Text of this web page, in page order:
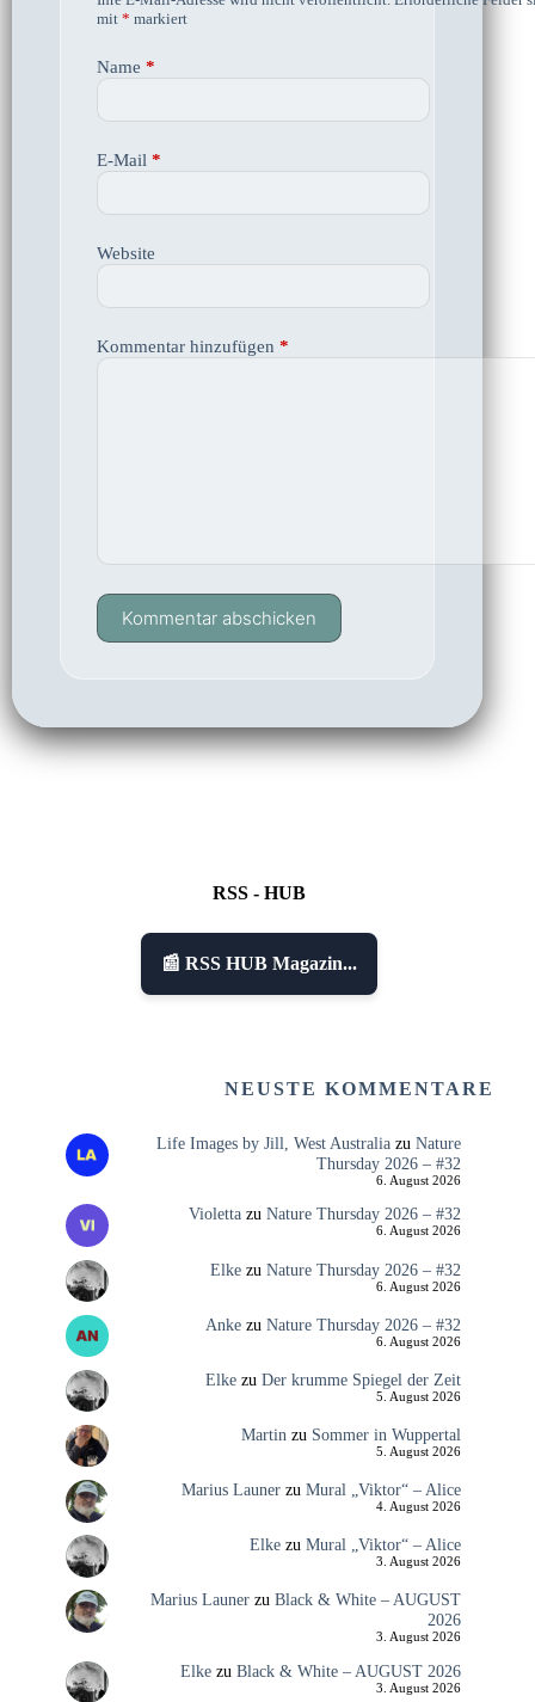
mit * markiert
Name *
E-Mail *
Website
Kommentar hinzufügen *
Kommentar abschicken
RSS - HUB
📰 RSS HUB Magazin...
NEUSTE KOMMENTARE
Life Images by Jill, West Australiazu Nature
Thursday 2026 – #32
6. August 2026
Violettazu Nature Thursday 2026 – #32
6. August 2026
Elkezu Nature Thursday 2026 – #32
6. August 2026
Ankezu Nature Thursday 2026 – #32
6. August 2026
Elkezu Der krumme Spiegel der Zeit
5. August 2026
Martin zu Sommer in Wuppertal
5. August 2026
Marius Launerzu Mural „Viktor“ – Alice
4. August 2026
Elkezu Mural „Viktor“ – Alice
3. August 2026
Marius Launerzu Black & White – AUGUST
2026
3. August 2026
Elkezu Black & White – AUGUST 2026
3. August 2026